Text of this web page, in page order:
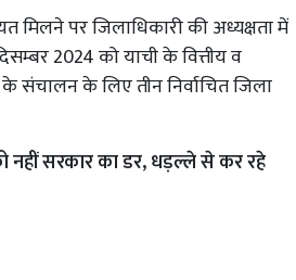
मिलने पर जिलाधिकारी की अध्यक्षता में
2024 को याची के वित्तीय व
संचालन के लिए तीन निर्वाचित जिला
नहीं सरकार का डर, धड़ल्ले से कर रहे